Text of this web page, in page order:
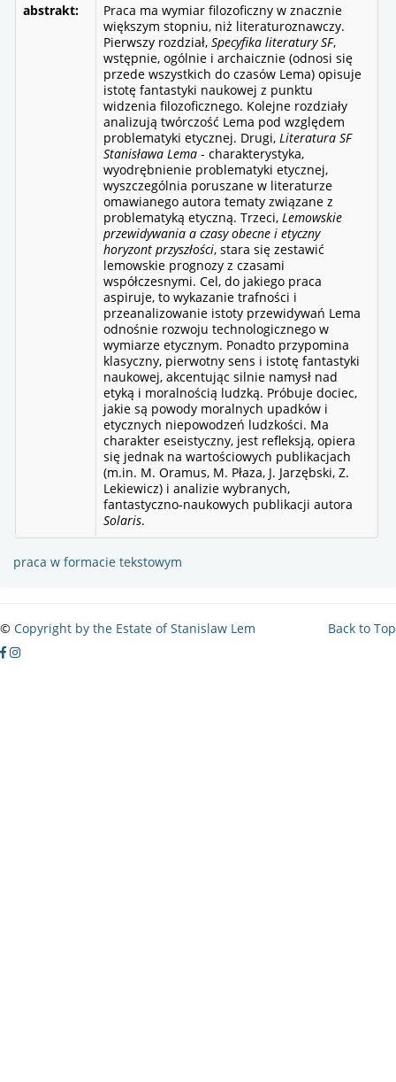
abstrakt:
Praca ma wymiar filozoficzny w znacznie
większym stopniu, niż literaturoznawczy.
Pierwszy rozdział, Specyfika literatury SF,
wstępnie, ogólnie i archaicznie (odnosi się
przede wszystkich do czasów Lema) opisuje
istotę fantastyki naukowej z punktu
widzenia filozoficznego. Kolejne rozdziały
analizują twórczość Lema pod względem
problematyki etycznej. Drugi, Literatura SF
Stanisława Lema - charakterystyka,
wyodrębnienie problematyki etycznej,
wyszczególnia poruszane w literaturze
omawianego autora tematy związane z
problematyką etyczną. Trzeci, Lemowskie
przewidywania a czasy obecne i etyczny
horyzont przyszłości, stara się zestawić
lemowskie prognozy z czasami
współczesnymi. Cel, do jakiego praca
aspiruje, to wykazanie trafności i
przeanalizowanie istoty przewidywań Lema
odnośnie rozwoju technologicznego w
wymiarze etycznym. Ponadto przypomina
klasyczny, pierwotny sens i istotę fantastyki
naukowej, akcentując silnie namysł nad
etyką i moralnością ludzką. Próbuje dociec,
jakie są powody moralnych upadków i
etycznych niepowodzeń ludzkości. Ma
charakter eseistyczny, jest refleksją, opiera
się jednak na wartościowych publikacjach
(m.in. M. Oramus, M. Płaza, J. Jarzębski, Z.
Lekiewicz) i analizie wybranych,
fantastyczno-naukowych publikacji autora
Solaris.
praca w formacie tekstowym
Back to Top
© Copyright by the Estate of Stanislaw Lem